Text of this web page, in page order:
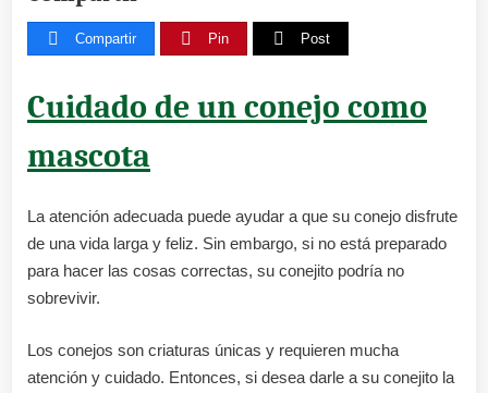
Compartir Pin Post
Cuidado de un conejo como
mascota
La atención adecuada puede ayudar a que su conejo disfrute
de una vida larga y feliz. Sin embargo, si no está preparado
para hacer las cosas correctas, su conejito podría no
sobrevivir.
Los conejos son criaturas únicas y requieren mucha
atención y cuidado. Entonces, si desea darle a su conejito la